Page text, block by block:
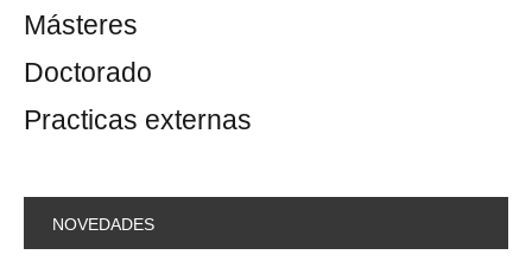
Másteres
Doctorado
Practicas externas
NOVEDADES